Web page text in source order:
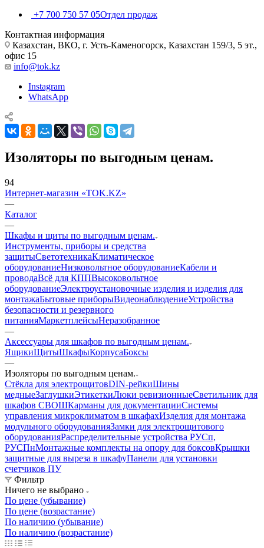
+7 700 750 57 05Отдел продаж
Контактная информация
Казахстан, ВКО, г. Усть-Каменогорск, Казахстан 159/3, 5 эт.,
офис 15
info@tok.kz
Instagram
WhatsApp
Изоляторы по выгодным ценам.
94
Интернет-магазин «TOK.KZ»
—
Каталог
—
Шкафы и щиты по выгодным ценам.
Инструменты, приборы и средства
защитыСветотехникаКлиматическое
оборудованиеНизковольтное оборудованиеКабели и
проводаВсё для КППВысоковольтное
оборудованиеЭлектроустановочные изделия и изделия для
монтажаБытовые приборыВидеонаблюдениеУстройства
безопасности и резервного
питанияМаркетплейсыНеразобранное
—
Аксессуары для шкафов по выгодным ценам.
ЯщикиЩитыШкафыКорпусаБоксы
—
Изоляторы по выгодным ценам.
Стёкла для электрощитовDIN-рейкиШины
медныеЗаглушкиЭтикеткиЛюки ревизионныеСветильник для
шкафов СВОШКарманы для документацииСистемы
управления микроклиматом в шкафахИзделия для монтажа
модульного оборудованияЗамки для электрощитового
оборудованияРаспределительные устройства РУСп,
РУСПнМонтажные комплекты на опору для боксовКрышки
защитные для выреза в шкафуПанели для установки
счетчиков ПУ
Фильтр
Ничего не выбрано
По цене (убывание)
По цене (возрастание)
По наличию (убывание)
По наличию (возрастание)